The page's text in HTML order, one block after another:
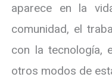
aparece en la
comunidad, el
con la tecnología,
otros modos de